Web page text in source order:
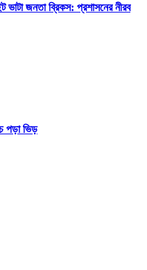
ভাটা জনতা ব্রিকস: প্রশাসনের নীরব
পড়া ভিড়